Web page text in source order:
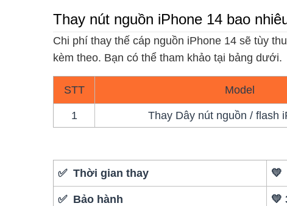
Thay nút nguồn iPhone 14 bao
Chi phí thay thế cáp nguồn iPhone 14 sẽ tùy
kèm theo. Bạn có thể tham khảo tại bảng dưới.
STT Model
1 Thay Dây nút nguồn / flash
✅ Thời gian thay 💛
✅ Bảo hành 💛